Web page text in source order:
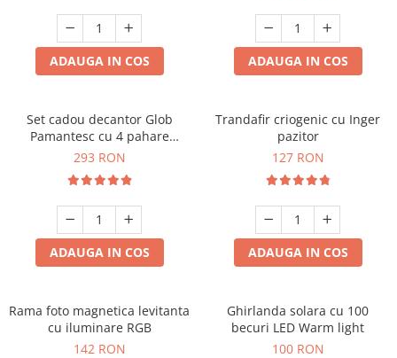
Cadouri Fete
Pentru Copilul din tine
Cadouri Haioase
Cadouri Majorat
Cadouri pentru Nasi
Cadouri pentru Bunici
Cadouri pentru Sefi
Cel ce are tot
Cani si Termosuri
Jocuri si Puzzle
Produse pentru Calatorie
Cadouri Sfantul Alexandru
Cadouri Sfanta Ana
Cadouri Sfanta Maria
Cadouri Sfintii Mihail si Gavriil
ADAUGA IN COS ADAUGA IN COS
Set cadou decantor Glob
Pamantesc cu 4 pahare
Deluxe
293 RON
ADAUGA IN COS
Trandafir criogenic cu Inger
pazitor
127 RON
ADAUGA IN COS
Rama foto magnetica levitanta
cu iluminare RGB
142 RON
Ghirlanda solara cu 100
becuri LED Warm light
100 RON